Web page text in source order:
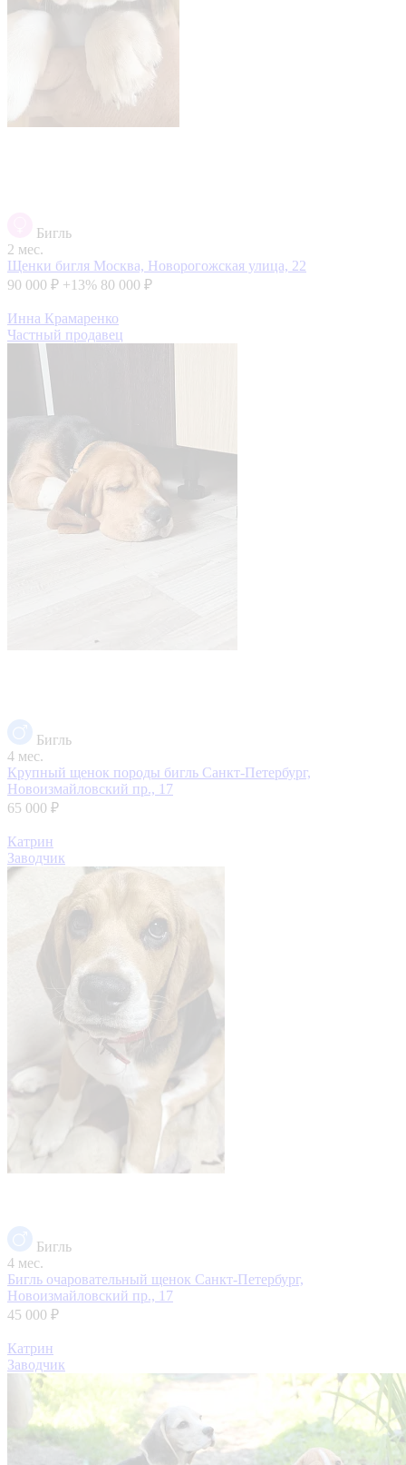
Бигль
2 мес.
Щенки бигля Москва, Новорогожская улица, 22
90 000 ₽ +13% 80 000 ₽
Инна Крамаренко
Частный продавец
Бигль
4 мес.
Крупный щенок породы бигль Санкт-Петербург,
Новоизмайловский пр., 17
65 000 ₽
Катрин
Заводчик
Бигль
4 мес.
Бигль очаровательный щенок Санкт-Петербург,
Новоизмайловский пр., 17
45 000 ₽
Катрин
Заводчик